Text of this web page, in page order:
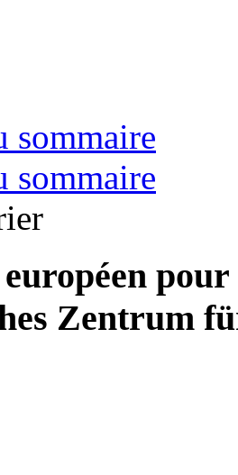
sommaire
sommaire
Zentrum